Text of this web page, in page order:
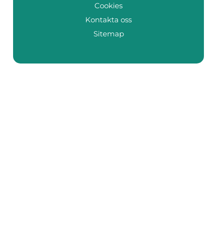
Cookies
Kontakta oss
Sitemap